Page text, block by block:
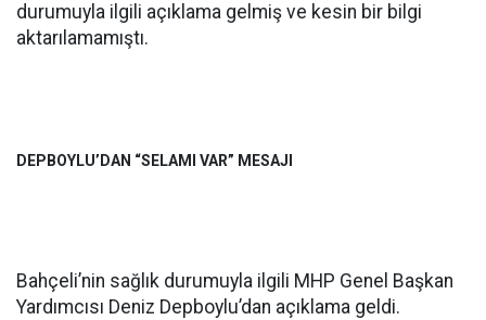
durumuyla ilgili açıklama gelmiş ve kesin bir bilgi
aktarılamamıştı.
DEPBOYLU’DAN “SELAMI VAR” MESAJI
Bahçeli’nin sağlık durumuyla ilgili MHP Genel Başkan
Yardımcısı Deniz Depboylu’dan açıklama geldi.